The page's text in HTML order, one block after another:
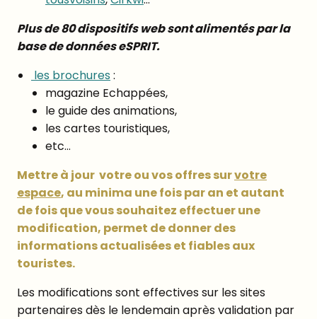
Plus de 80 dispositifs web sont alimentés par la
base de données eSPRIT.
les brochures :
magazine Echappées,
le guide des animations,
les cartes touristiques,
etc…
Mettre à jour votre ou vos offres survotre
espace, au minima une fois par an et autant
de fois que vous souhaitez effectuer une
modification, permet de donner des
informations actualisées et fiables aux
touristes.
Les modifications sont effectives sur les sites
partenaires dès le lendemain après validation par